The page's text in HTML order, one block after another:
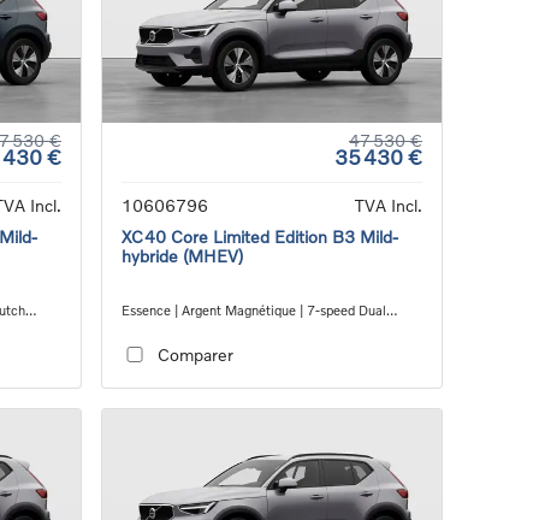
530 €
430 €
Incl.
47 530 €
35 430 €
10606796
TVA Incl.
XC40 Core Limited Edition B3 Mild-
hybride (MHEV)
Essence | Argent Magnétique | 7-speed Dual
Comparer